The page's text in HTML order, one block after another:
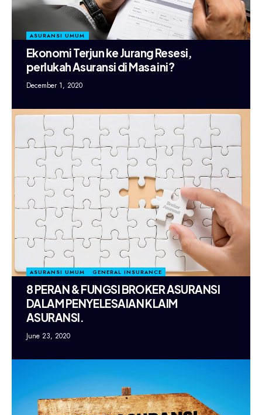
ASURANSI UMUM
Ekonomi Terjun ke Jurang Resesi,
perlukah Asuransi di Masa ini?
December 1, 2020
ASURANSI UMUM GENERAL INSURANCE
8 PERAN & FUNGSI BROKER ASURANSI
DALAM PENYELESAIAN KLAIM
ASURANSI.
June 23, 2020